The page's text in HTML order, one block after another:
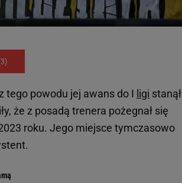
tego powodu jej awans do I ligi stanął
że z posadą trenera pożegnał się
roku. Jego miejsce tymczasowo